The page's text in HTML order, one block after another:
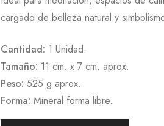
cargado de belleza natural y
Cantidad: 1 Unidad.
Tamaño: 11 cm. x 7 cm. aprox.
Peso: 525 g aprox.
Forma: Mineral forma libre.